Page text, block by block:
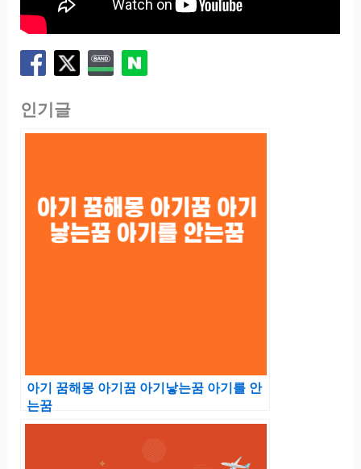
인기글
아기 꿈해몽 아기꿈 아기낳는꿈 아기를 안
는꿈